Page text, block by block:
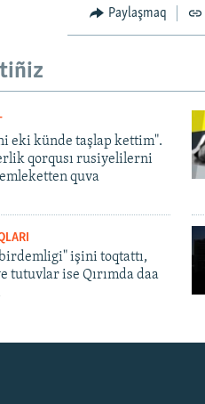
Paylaşmaq
eki künde taşlap kettim".
qorqusı rusiyelilerni
quva
birdemligi" işini toqtattı,
tutuvlar ise Qırımda daa